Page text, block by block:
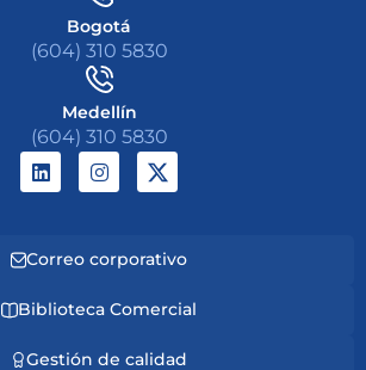
Bogotá
(604) 310 5830
Medellín
(604) 310 5830
Correo corporativo
Biblioteca Comercial
Gestión de calidad